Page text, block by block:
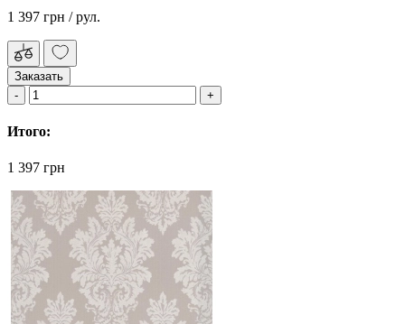
1 397 грн / рул.
Заказать
Итого:
1 397 грн